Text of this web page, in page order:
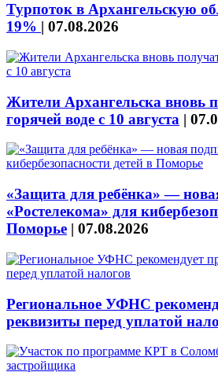
Турпоток в Архангельскую
19% | 07.08.2026
Жители Архангельска вновь
горячей воде с 10 августа |
«Защита для ребёнка» —
«Ростелекома» для
Поморье | 07.08.2026
Региональное УФНС
реквизиты перед уплатой